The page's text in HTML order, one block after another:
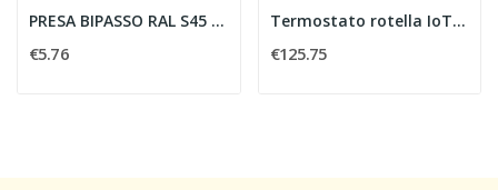
PRESA BIPASSO RAL S45 2P 10/16A 250V 1 MODULO...
€5.76
Termostato rotella IoT 2M canapa
€125.75